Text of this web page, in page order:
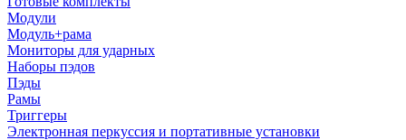
Модули
Модуль+рама
Мониторы для ударных
Наборы пэдов
Пэды
Рамы
Триггеры
Электронная перкуссия и портативные установки